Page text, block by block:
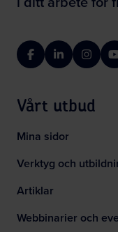
FacebookLinkedIn
Vårt utbud
Mina sidor
Verktyg och
Artiklar
Webbinarier och